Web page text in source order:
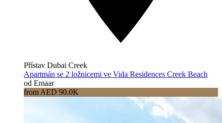
Přístav Dubai Creek
Apartmán se 2 ložnicemi ve Vida Residences Creek Beach
od Emaar
from AED 90.0K